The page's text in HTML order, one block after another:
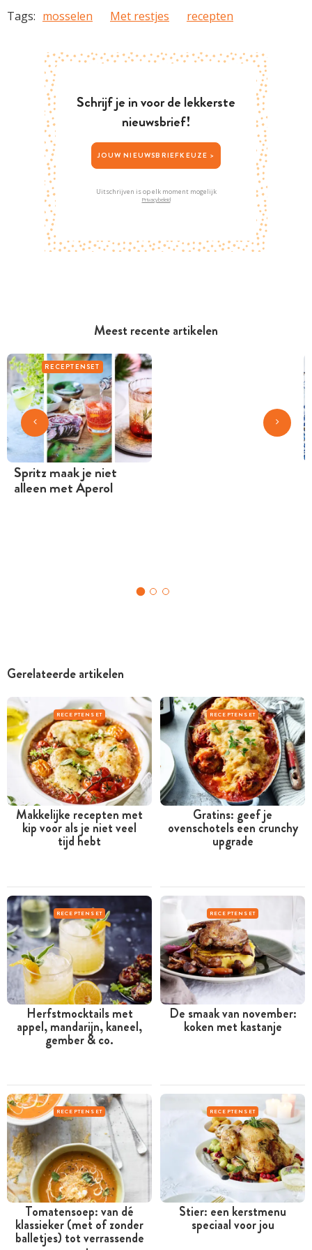
Meest recente artikelen
RECEPTENSET
Spritz maak je niet
alleen met Aperol
Tags: mosselen Met restjes recepten
Schrijf je in voor de lekkerste
nieuwsbrief!
JOUW NIEUWSBRIEFKEUZE >
Uitschrijven is op elk moment mogelijk
Privacybeleid
Gerelateerde artikelen
RECEPTENSET
Makkelijke recepten met
kip voor als je niet veel
tijd hebt
RECEPTENSET
Gratins: geef je
ovenschotels een crunchy
upgrade
RECEPTENSET
Herfstmocktails met
appel, mandarijn, kaneel,
gember & co.
RECEPTENSET
De smaak van november:
koken met kastanje
RECEPTENSET
Tomatensoep: van dé
klassieker (met of zonder
balletjes) tot verrassende
RECEPTENSET
Stier: een kerstmenu
speciaal voor jou